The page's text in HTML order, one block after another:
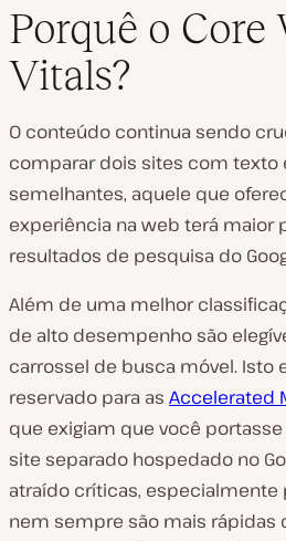
Porquê o Core
Vitals?
O conteúdo continua sendo
comparar dois sites com texto
semelhantes, aquele que
experiência na web terá maior
resultados de pesquisa do
Além de uma melhor
de alto desempenho são
carrossel de busca móvel. Isto
reservado para as Accelerated
que exigiam que você
site separado hospedado no
atraído críticas, especialmente
nem sempre são mais rápidas